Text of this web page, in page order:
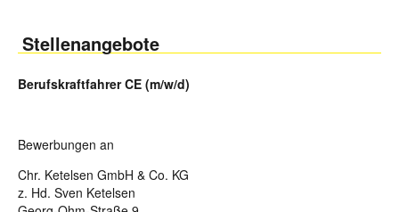
Containerdienst
Rohrreinigung
Kläranlagen
Entsorgungszentrum
Stellenangebote
Berufskraftfahrer CE (m/w/d)
Bewerbungen an
Chr. Ketelsen GmbH & Co. KG
z. Hd. Sven Ketelsen